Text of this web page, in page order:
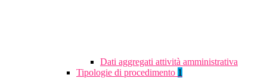
Dati aggregati attività amministrativa
Tipologie di procedimento 1